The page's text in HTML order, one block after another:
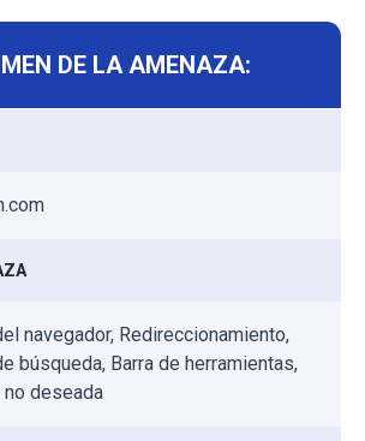
DE LA AMENAZA:
navegador, Redireccionamiento,
búsqueda, Barra de herramientas,
no deseada